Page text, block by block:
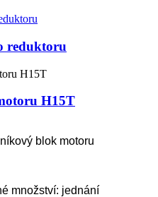
reduktoru
H15T
blok motoru
množství: jednání